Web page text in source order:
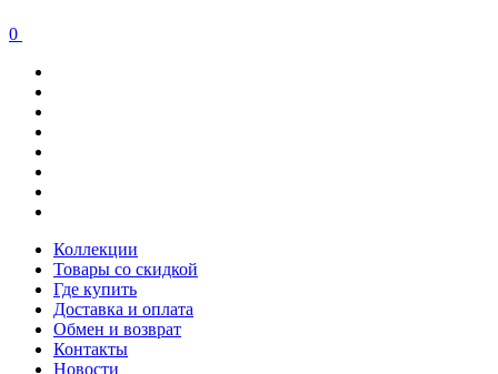
0
Коллекции
Товары со скидкой
Где купить
Доставка и оплата
Обмен и возврат
Контакты
Новости